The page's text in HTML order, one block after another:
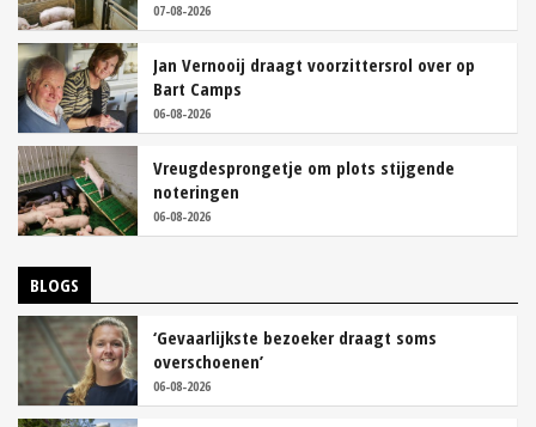
07-08-2026
Jan Vernooij draagt voorzittersrol over op
Bart Camps
06-08-2026
Vreugdesprongetje om plots stijgende
noteringen
06-08-2026
BLOGS
‘Gevaarlijkste bezoeker draagt soms
overschoenen’
06-08-2026